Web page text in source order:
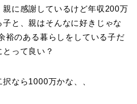
親に感謝しているけど年収200万
と、親はそんなに好きじゃな
裕のある暮らしをしている子だ
って良い？
なら1000万かな、、